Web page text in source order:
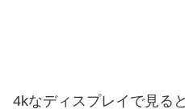
なディスプレイで見る